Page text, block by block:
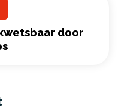
door